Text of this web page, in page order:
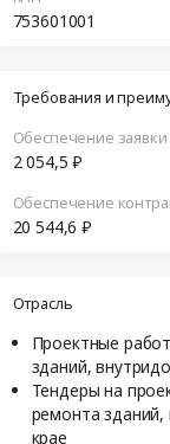
753601001
Требования и
Обеспечение заявки
2 054,5 ₽
Обеспечение
20 544,6 ₽
Отрасль
Проектные
зданий,
Тендеры на
ремонта зданий,
крае